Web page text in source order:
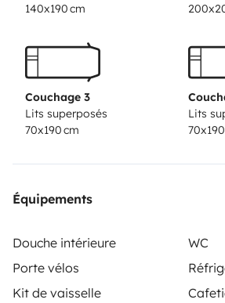
140x190 cm
Couchage 3
Lits superposés
70x190 cm
Lits
Équipements
Douche intérieure
WC
Porte vélos
Kit de vaisselle